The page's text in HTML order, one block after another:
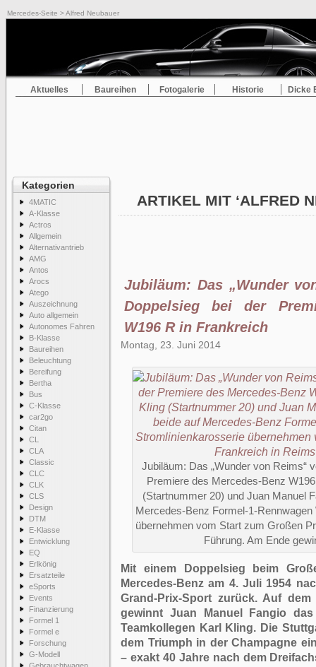
Mercedes-Seite > Alfred Neubauer
Aktuelles Baureihen Fotogalerie Historie Dicke
Kategorien
4MATIC
A-Klasse
Actros
Allgemein
Alternativantrieb
AMG
Antos
Arocs
Atego
Auszeichnung
Auto allgemein
Autonomes Fahren
B-Klasse
Baureihen
Beleuchtung
Bereifung
Bertha
Bus
C-Klasse
car2go
Citan
CL
CLA
Classic
CLC
CLK
CLS
Design
DTM
E-Klasse
Entwicklung
EQ
Erlkönig
Ersatzteile
eSports
Events
Finanzierung
Formel 1
Formel e
Forschung
G-Modell
ARTIKEL MIT ‘ALFRED
Jubiläum: Das „Wunder
Doppelsieg bei der
W196 R in Frankreich
Montag, 23. Juni 2014
Jubiläum: Das „Wunder von Reims“
Premiere des Mercedes-Benz
(Startnummer 20) und Juan Manuel
Mercedes-Benz Formel-1-
übernehmen vom Start zum Großen
Führung. Am Ende
Mit einem Doppelsieg beim
Mercedes-Benz am 4. Juli 1954
Grand-Prix-Sport zurück. Auf
gewinnt Juan Manuel Fangio
Teamkollegen Karl Kling. Die
dem Triumph in der Champagne
– exakt 40 Jahre nach dem